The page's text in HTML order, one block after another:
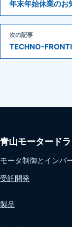
年末年始休業の
次の記事
TECHNO-
青山モータード
モータ制御とインバ
受託開発
製品